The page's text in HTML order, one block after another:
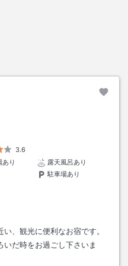
3.6
あり
露天風呂あり
駐車場あり
、観光に便利なお宿です。
いだ時をお過ごし下さいま